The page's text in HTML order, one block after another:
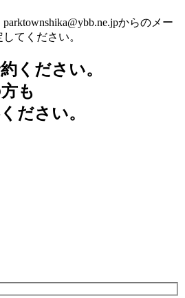
からのメー
てください。
ください。
も
ださい。